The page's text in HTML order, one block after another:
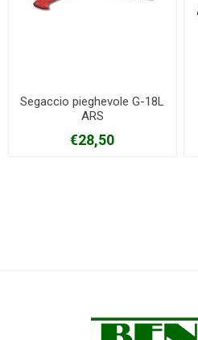
Segaccio pieghevole G-18L
ARS
€28,50